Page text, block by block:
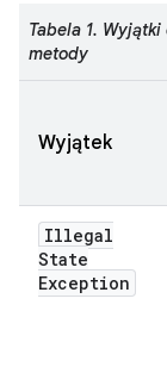
Tabela 1.
metody
Wyjątek
Illegal
State
Exception